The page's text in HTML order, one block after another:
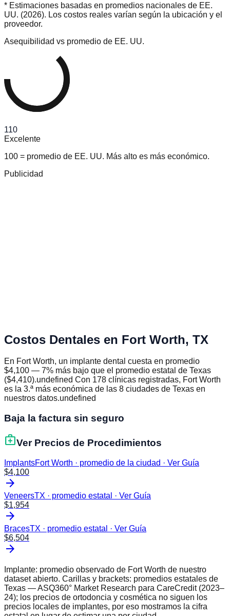
* Estimaciones basadas en promedios nacionales de EE.
UU. (2026). Los costos reales varían según la ubicación y el
proveedor.
Asequibilidad vs promedio de EE. UU.
110
Excelente
100 = promedio de EE. UU. Más alto es más económico.
Publicidad
Costos Dentales en Fort Worth, TX
En Fort Worth, un implante dental cuesta en promedio
$4,100 — 7% más bajo que el promedio estatal de Texas
($4,410).undefined Con 178 clínicas registradas, Fort Worth
es la 3.ª más económica de las 8 ciudades de Texas en
nuestros datos.undefined
Baja la factura sin seguro
medical_servicesVer Precios de Procedimientos
ImplantsFort Worth · promedio de la ciudad · Ver Guía
$4,100
arrow_forward
VeneersTX · promedio estatal · Ver Guía
$1,954
arrow_forward
BracesTX · promedio estatal · Ver Guía
$6,504
arrow_forward
Implante: promedio observado de Fort Worth de nuestro
dataset abierto. Carillas y brackets: promedios estatales de
Texas — ASQ360° Market Research para CareCredit (2023–
24); los precios de ortodoncia y cosmética no siguen los
precios locales de implantes, por eso mostramos la cifra